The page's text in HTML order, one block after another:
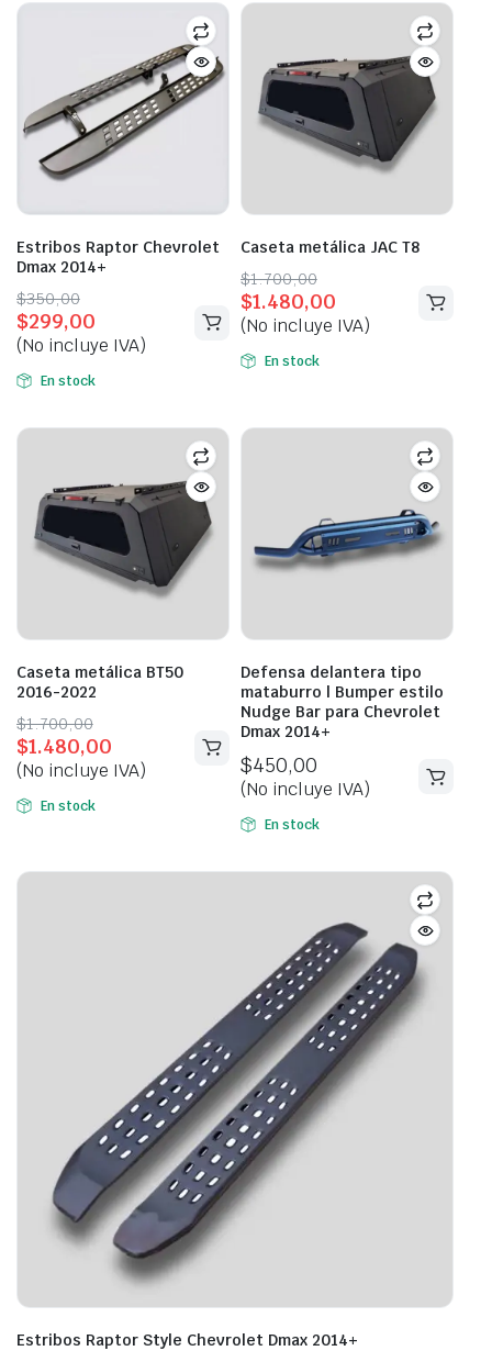
Estribos Raptor Chevrolet
Dmax 2014+
$350,00
Original
price
was:
$350,00.
$299,00
Current
price
is:
$299,00.
(No incluye IVA)
En stock
Caseta metálica JAC T8
$1.700,00
Original
price
was:
$1.700,00.
$1.480,00
Current
price
is:
$1.480,00.
(No incluye IVA)
En stock
Caseta metálica BT50
2016-2022
$1.700,00
Original
price
was:
$1.700,00.
$1.480,00
Current
price
is:
$1.480,00.
(No incluye IVA)
En stock
Defensa delantera tipo
mataburro | Bumper estilo
Nudge Bar para Chevrolet
Dmax 2014+
$450,00
(No incluye IVA)
En stock
Estribos Raptor Style Chevrolet Dmax 2014+